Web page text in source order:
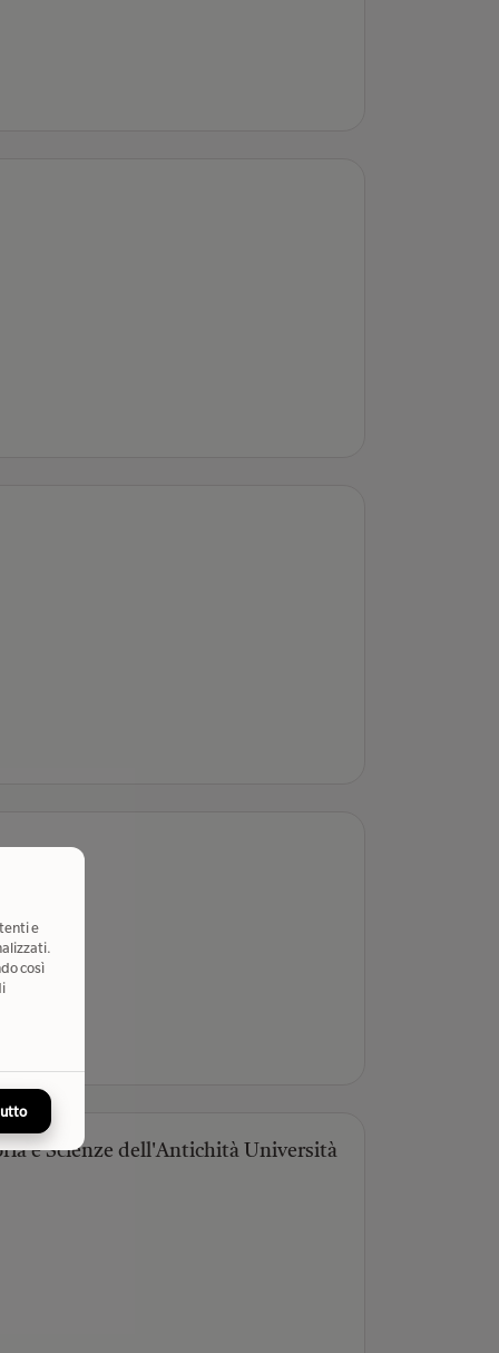
e Scienze dell'Antichità Università
e
così